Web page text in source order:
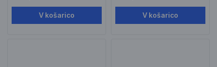
V košarico V košarico